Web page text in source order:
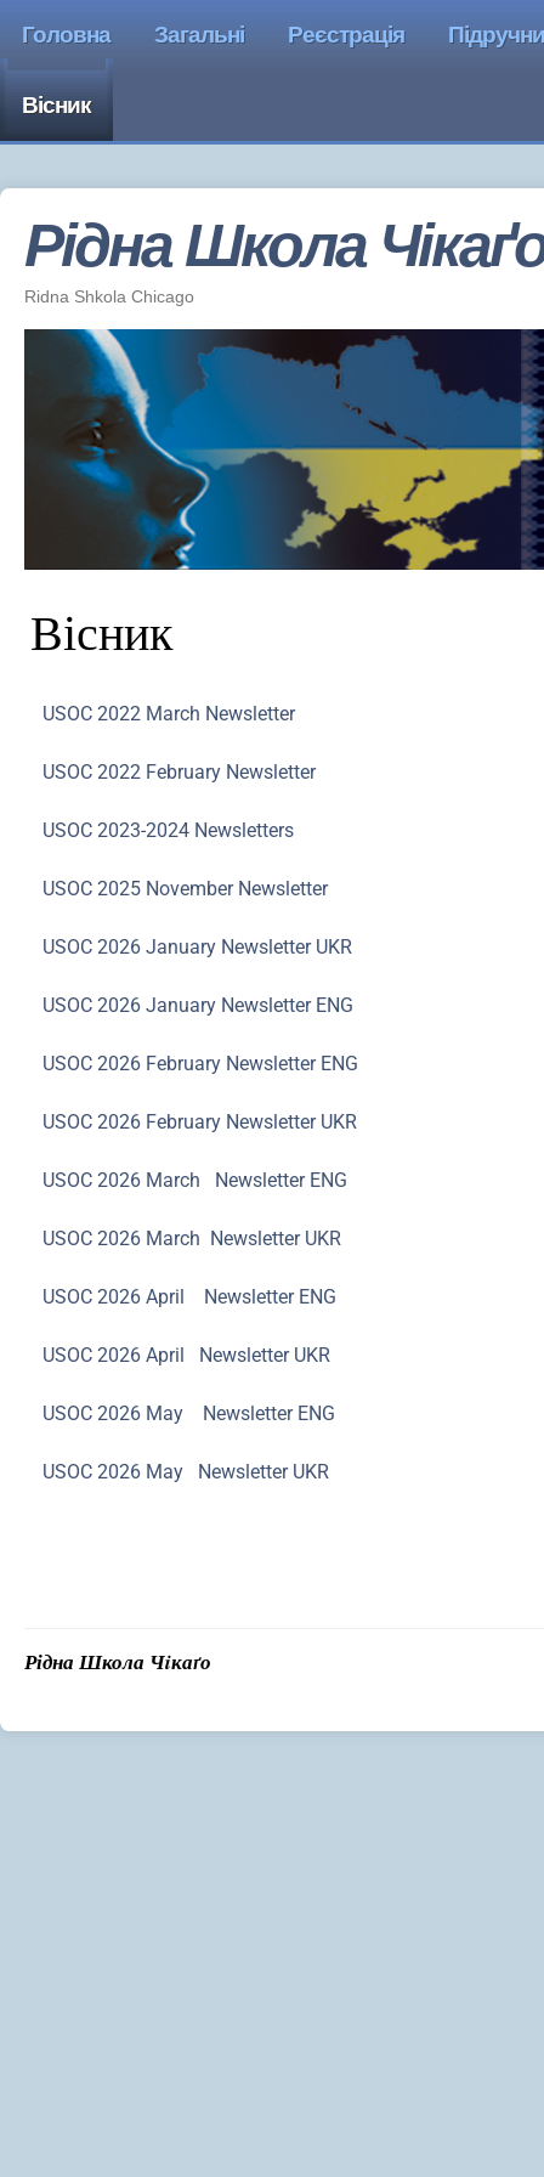
Головна Загальні Реєстрація
Вісник
Рідна Школа
Ridna Shkola Chicago
Вісник
USOC 2022 March Newsletter
USOC 2022 February Newsletter
USOC 2023-2024 Newsletters
USOC 2025 November Newsletter
USOC 2026 January Newsletter UKR
USOC 2026 January Newsletter ENG
USOC 2026 February Newsletter ENG
USOC 2026 February Newsletter UKR
USOC 2026 March Newsletter ENG
USOC 2026 March Newsletter UKR
USOC 2026 April Newsletter ENG
USOC 2026 April Newsletter UKR
USOC 2026 May Newsletter ENG
USOC 2026 May Newsletter UKR
Рідна Школа Чiкаґо